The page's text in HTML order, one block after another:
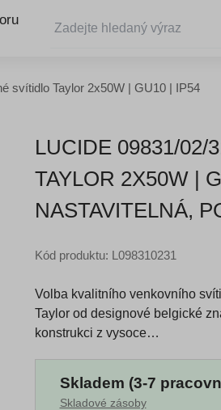
svítidlo Taylor 2x50W | GU10 | IP54
LUCIDE 09831/02/
TAYLOR 2X50W |
NASTAVITELNÁ,
Kód produktu: L098310231
Volba kvalitního venkovního
Taylor od designové belgické
konstrukci z vysoce…
Skladem (3-7
Skladové zásoby